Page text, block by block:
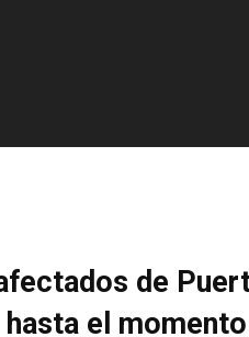
de
el